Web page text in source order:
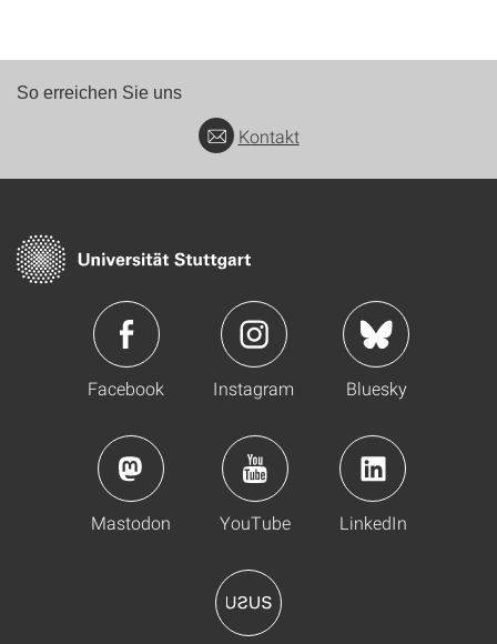
So erreichen Sie uns
Kontakt
Facebook Instagram Bluesky
Mastodon YouTube LinkedIn